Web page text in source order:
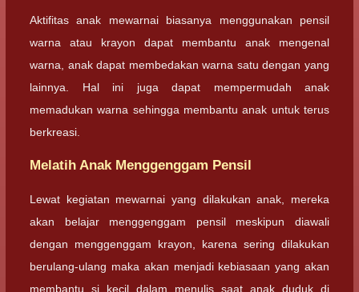
Aktifitas anak mewarnai biasanya menggunakan pensil
warna atau krayon dapat membantu anak mengenal
warna, anak dapat membedakan warna satu dengan yang
lainnya. Hal ini juga dapat mempermudah anak
memadukan warna sehingga membantu anak untuk terus
berkreasi.
Melatih Anak Menggenggam Pensil
Lewat kegiatan mewarnai yang dilakukan anak, mereka
akan belajar menggenggam pensil meskipun diawali
dengan menggenggam krayon, karena sering dilakukan
berulang-ulang maka akan menjadi kebiasaan yang akan
membantu si kecil dalam menulis saat anak duduk di